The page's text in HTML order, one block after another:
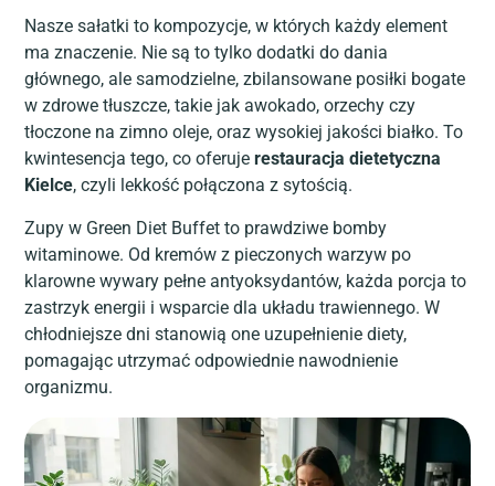
Nasze sałatki to kompozycje, w których każdy element
ma znaczenie. Nie są to tylko dodatki do dania
głównego, ale samodzielne, zbilansowane posiłki bogate
w zdrowe tłuszcze, takie jak awokado, orzechy czy
tłoczone na zimno oleje, oraz wysokiej jakości białko. To
kwintesencja tego, co oferujerestauracja dietetyczna
Kielce, czyli lekkość połączona z sytością.
Zupy w Green Diet Buffet to prawdziwe bomby
witaminowe. Od kremów z pieczonych warzyw po
klarowne wywary pełne antyoksydantów, każda porcja to
zastrzyk energii i wsparcie dla układu trawiennego. W
chłodniejsze dni stanowią one uzupełnienie diety,
pomagając utrzymać odpowiednie nawodnienie
organizmu.